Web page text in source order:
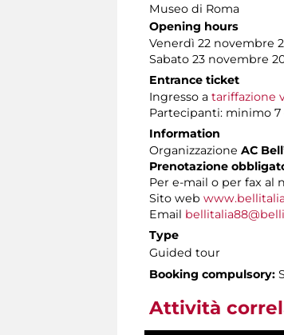
Museo di Roma
Opening hours
Venerdì 22 novembre
Sabato 23 novembre
Entrance ticket
Ingresso a tariffazione
Partecipanti: minimo 7
Information
Organizzazione AC
Prenotazione
Per e-mail o per fax al
Sito web
Email
Type
Guided tour
Booking compulsory:
Attività